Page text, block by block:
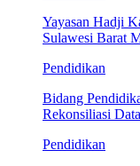
Yayasan Hadji
Sulawesi Barat
Pendidikan
Bidang
Rekonsiliasi
Pendidikan